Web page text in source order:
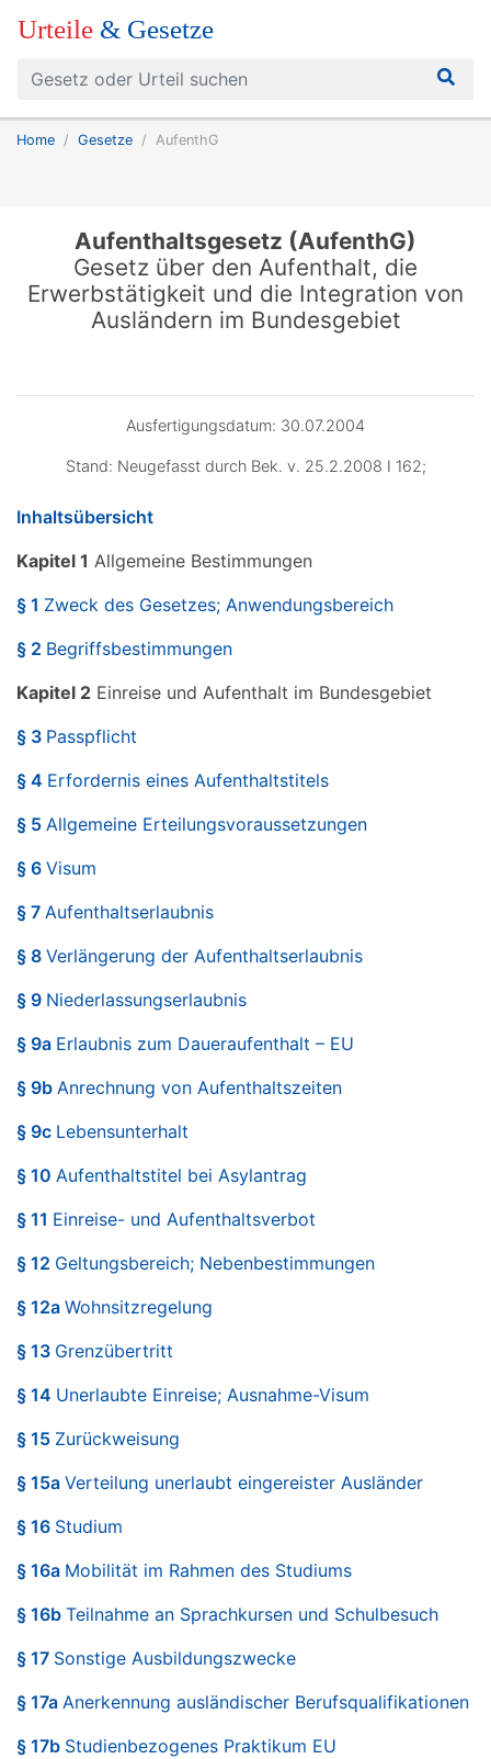
Urteile & Gesetze
Home Gesetze AufenthG
Aufenthaltsgesetz (AufenthG)
Gesetz über den Aufenthalt, die
Erwerbstätigkeit und die Integration von
Ausländern im Bundesgebiet
Ausfertigungsdatum: 30.07.2004
Stand: Neugefasst durch Bek. v. 25.2.2008 I 162;
Inhaltsübersicht
Kapitel 1 Allgemeine Bestimmungen
§ 1 Zweck des Gesetzes; Anwendungsbereich
§ 2 Begriffsbestimmungen
Kapitel 2 Einreise und Aufenthalt im Bundesgebiet
§ 3 Passpflicht
§ 4 Erfordernis eines Aufenthaltstitels
§ 5 Allgemeine Erteilungsvoraussetzungen
§ 6 Visum
§ 7 Aufenthaltserlaubnis
§ 8 Verlängerung der Aufenthaltserlaubnis
§ 9 Niederlassungserlaubnis
§ 9a Erlaubnis zum Daueraufenthalt – EU
§ 9b Anrechnung von Aufenthaltszeiten
§ 9c Lebensunterhalt
§ 10 Aufenthaltstitel bei Asylantrag
§ 11 Einreise- und Aufenthaltsverbot
§ 12 Geltungsbereich; Nebenbestimmungen
§ 12a Wohnsitzregelung
§ 13 Grenzübertritt
§ 14 Unerlaubte Einreise; Ausnahme-Visum
§ 15 Zurückweisung
§ 15a Verteilung unerlaubt eingereister Ausländer
§ 16 Studium
§ 16a Mobilität im Rahmen des Studiums
§ 16b Teilnahme an Sprachkursen und Schulbesuch
§ 17 Sonstige Ausbildungszwecke
§ 17a Anerkennung ausländischer Berufsqualifikationen
§ 17b Studienbezogenes Praktikum EU